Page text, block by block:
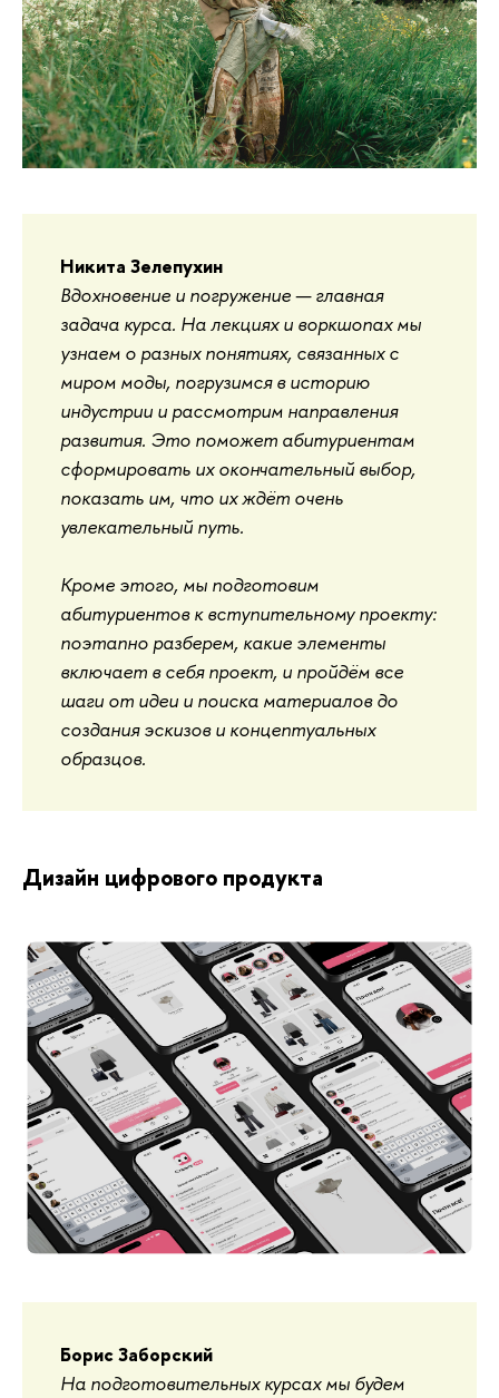
Никита Зелепухин
Вдохновение и погружение — главная
задача курса. На лекциях и воркшопах мы
узнаем о разных понятиях, связанных с
миром моды, погрузимся в историю
индустрии и рассмотрим направления
развития. Это поможет абитуриентам
сформировать их окончательный выбор,
показать им, что их ждёт очень
увлекательный путь.
Кроме этого, мы подготовим
абитуриентов к вступительному проекту:
поэтапно разберем, какие элементы
включает в себя проект, и пройдём все
шаги от идеи и поиска материалов до
создания эскизов и концептуальных
образцов.
Дизайн цифрового продукта
Борис Заборский
На подготовительных курсах мы будем